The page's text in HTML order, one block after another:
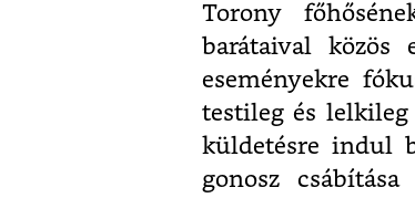
Torony
barátaival közös
eseményekre
testileg és
küldetésre indul
gonosz